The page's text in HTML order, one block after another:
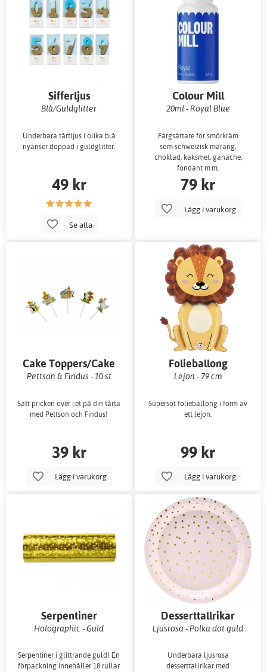
Sifferljus
Blå/Guldglitter
Underbara tårtljus i olika blå
nyanser doppad i guldglitter.
49 kr
Se alla
Colour Mill
20ml - Royal Blue
Färgsättare för smörkräm
som schweizisk maräng,
choklad, kaksmet, ganache,
fondant m.m.
79 kr
Lägg i varukorg
Cake Toppers/Cake
Picks
Pettson & Findus - 10 st
Sätt pricken över i:et på din tårta
med Pettson och Findus!
39 kr
Lägg i varukorg
Folieballong
Lejon - 79 cm
Supersöt folieballong i form av
ett lejon.
99 kr
Lägg i varukorg
Serpentiner
Holographic - Guld
Serpentiner i glittrande guld! En
förpackning innehåller 18 rullar
Desserttallrikar
Ljusrosa - Polka dot guld
Underbara ljusrosa
desserttallrikar med